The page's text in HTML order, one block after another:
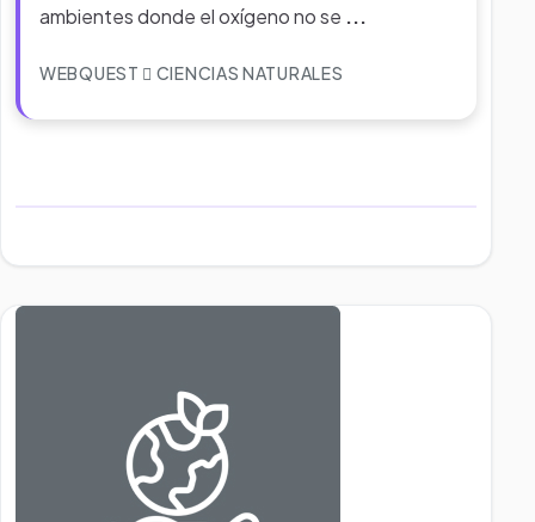
ambientes donde el oxígeno no se ...
WEBQUEST CIENCIAS NATURALES